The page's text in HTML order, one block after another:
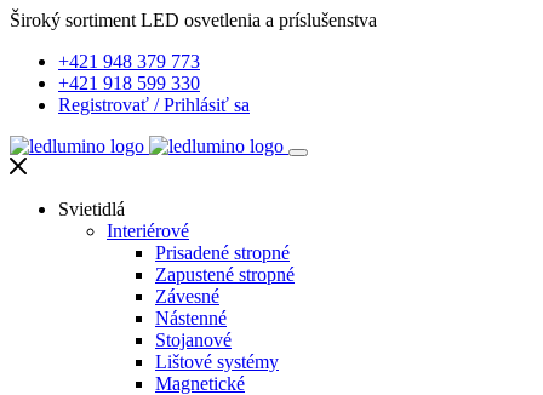
Široký sortiment LED osvetlenia a príslušenstva
+421 948 379 773
+421 918 599 330
Registrovať /Prihlásiť sa
Svietidlá
Interiérové
Prisadené stropné
Zapustené stropné
Závesné
Nástenné
Stojanové
Lištové systémy
Magnetické